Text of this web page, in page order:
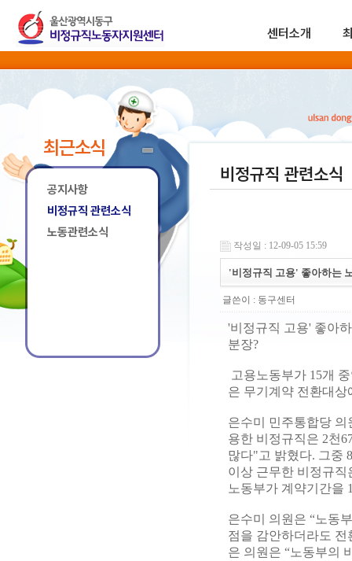
센터소개
최근소식
공지사항
비정규직 관련소식
노동관련소식
비정규직 관련소식
작성일 : 12-09-05 15:59
'비정규직 고용' 좋아하는
글쓴이 : 동구센터
'비정규직 고용' 좋아
분장?
고용노동부가 15개
은 무기계약 전환대
은수미 민주통합당 의
용한 비정규직은 2천
많다"고 밝혔다. 그중
이상 근무한 비정규직
노동부가 계약기간을
은수미 의원은 “노동
점을 감안하더라도
은 의원은 “노동부의